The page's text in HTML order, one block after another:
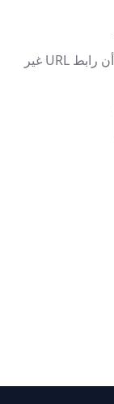
المنتج الذي تبحث عنه قد يكون قد توقف أو أن رابط URL غير